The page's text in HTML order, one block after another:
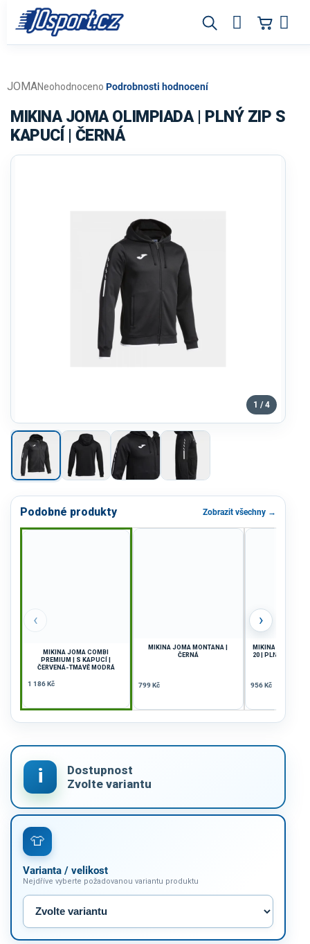
obsah
Průměrné
produktu
je
0,0
Neohodnoceno Podrobnosti hodnocení
JOMA
MIKINA JOMA OLIMPIADA | PLNÝ ZIP S
KAPUCÍ | ČERNÁ
1 / 4
Podobné produkty Zobrazit všechny →
‹
MIKINA JOMA COMBI
PREMIUM | S KAPUCÍ |
ČERVENÁ-TMAVĚ MODRÁ
1 186 Kč
MIKINA JOMA MONTANA |
ČERNÁ
799 Kč
MIKINA JOMA
20 | PLNÝ ZIP |
956 Kč
›
Varianta / velikost
Nejdříve vyberte požadovanou variantu produktu